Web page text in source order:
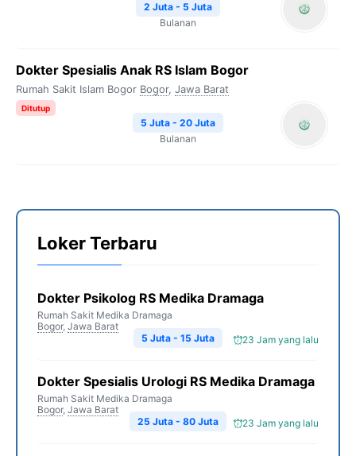
2 Juta - 5 Juta
Bulanan
Dokter Spesialis Anak RS Islam Bogor
Rumah Sakit Islam Bogor Bogor, Jawa Barat
Ditutup
5 Juta - 20 Juta
Bulanan
Loker Terbaru
Dokter Psikolog RS Medika Dramaga
Rumah Sakit Medika Dramaga
Bogor, Jawa Barat
23 Jam yang lalu
5 Juta - 15 Juta
Dokter Spesialis Urologi RS Medika Dramaga
Rumah Sakit Medika Dramaga
Bogor, Jawa Barat
23 Jam yang lalu
25 Juta - 80 Juta